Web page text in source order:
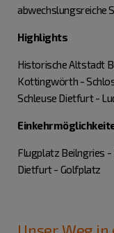
abwechslungsreiche
Highlights
Historische Altstadt
Kottingwörth -
Schleuse Dietfurt -
Flugplatz Beilngries
Dietfurt - Golfplatz